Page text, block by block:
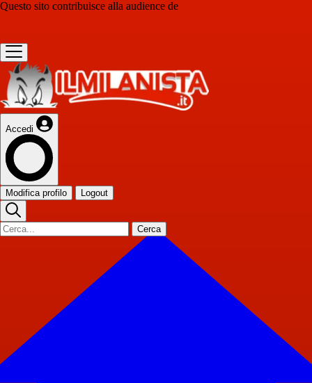
Questo sito contribuisce alla audience de
Accedi
Modifica profilo Logout
Cerca